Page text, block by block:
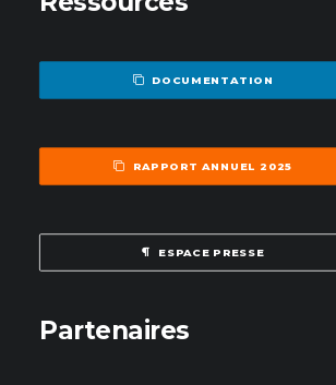
DOCUMENTATION
RAPPORT ANNUEL 2025
ESPACE PRESSE
Partenaires